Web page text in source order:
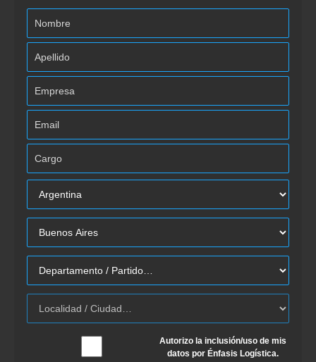
Autorizo la inclusión/uso de mis
datos por Énfasis Logística.